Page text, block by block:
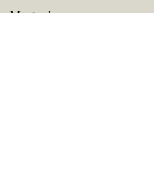
Magasiner